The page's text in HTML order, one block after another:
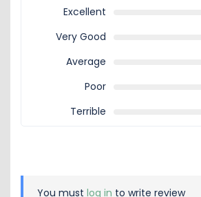
Excellent
Very Good
Average
Poor
Terrible
You must log in to write review